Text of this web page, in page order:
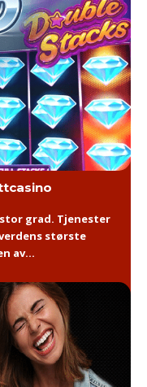
grad. Tjenester
største
av...